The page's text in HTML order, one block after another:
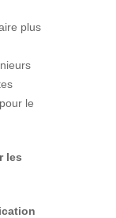
plus
le
les